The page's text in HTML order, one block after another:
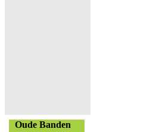
Oude Banden